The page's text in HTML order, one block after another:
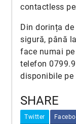
contactless
Din dorința
sigură, până
face numai
telefon
disponibile pe
SHARE
Twitter